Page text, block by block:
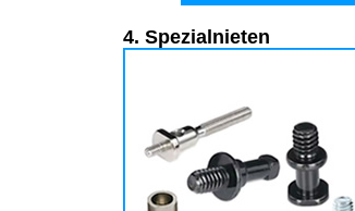
4. Spezialnieten